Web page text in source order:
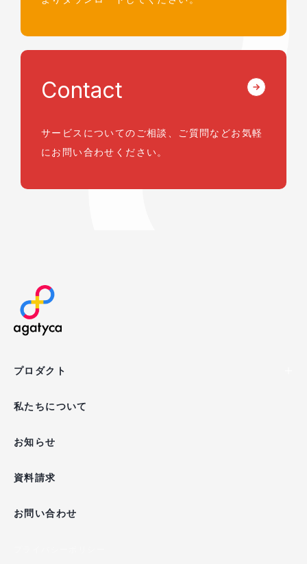
Contact
サービスについてのご相談、ご質問などお気軽
にお問い合わせください。
プロダクト
私たちについて
お知らせ
資料請求
お問い合わせ